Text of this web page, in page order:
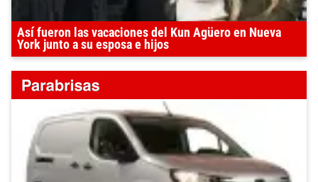
Así fueron las vacaciones del Kun Agüero en Nueva
York junto a su esposa e hijos